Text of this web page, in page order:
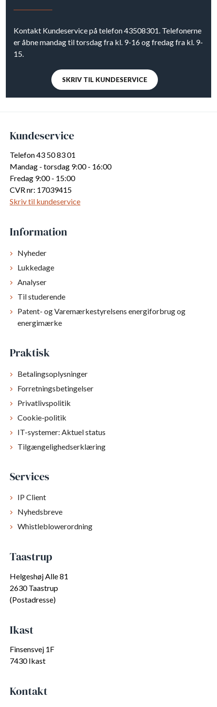
Kontakt Kundeservice på telefon 43508301. Telefonerne
er åbne mandag til torsdag fra kl. 9-16 og fredag fra kl. 9-
15.
SKRIV TIL KUNDESERVICE
Kundeservice
Telefon 43 50 83 01
Mandag - torsdag 9:00 - 16:00
Fredag 9:00 - 15:00
CVR nr: 17039415
Skriv til kundeservice
Information
Nyheder
Lukkedage
Analyser
Til studerende
Patent- og Varemærkestyrelsens energiforbrug og
energimærke
Praktisk
Betalingsoplysninger
Forretningsbetingelser
Privatlivspolitik
Cookie-politik
IT-systemer: Aktuel status
Tilgængelighedserklæring
Services
IP Client
Nyhedsbreve
Whistleblowerordning
Taastrup
Helgeshøj Alle 81
2630 Taastrup
(Postadresse)
Ikast
Finsensvej 1F
7430 Ikast
Kontakt